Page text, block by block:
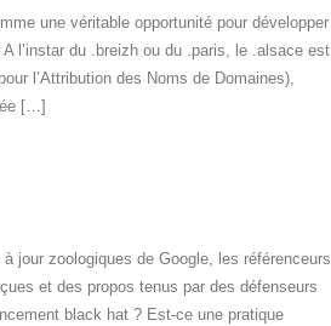
une véritable opportunité pour développer
l’instar du .breizh ou du .paris, le .alsace est
l’Attribution des Noms de Domaines),
[…]
jour zoologiques de Google, les référenceurs
et des propos tenus par des défenseurs
black hat ? Est-ce une pratique